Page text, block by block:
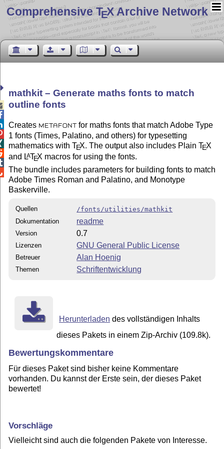
Comprehensive TEX Archive Network
mathkit – Generate maths fonts to match
outline fonts
Creates METAFONT
for maths fonts that match Adobe Type
1 fonts (Times, Palatino, and others) for typesetting
mathematics withTEX. The output also includes PlainTEX
and LATEX macros for using the fonts.
The bundle includes parameters for building fonts to match
Adobe Times Roman and Palatino, and Monotype
Baskerville.
Quellen
/fonts/utilities/mathkit
Dokumentation
readme
Version 0.7
Lizenzen GNU General Public License
Betreuer Alan Hoenig
Themen Schriftentwicklung
Herunterladen des vollständigen Inhalts
dieses Pakets in einem Zip-Archiv (109.8k).
Bewertungskommentare
Für dieses Paket sind bisher keine Kommentare
vorhanden. Du kannst der Erste sein, der dieses Paket
bewertet!
Vorschläge
Vielleicht sind auch die folgenden Pakete von Interesse.